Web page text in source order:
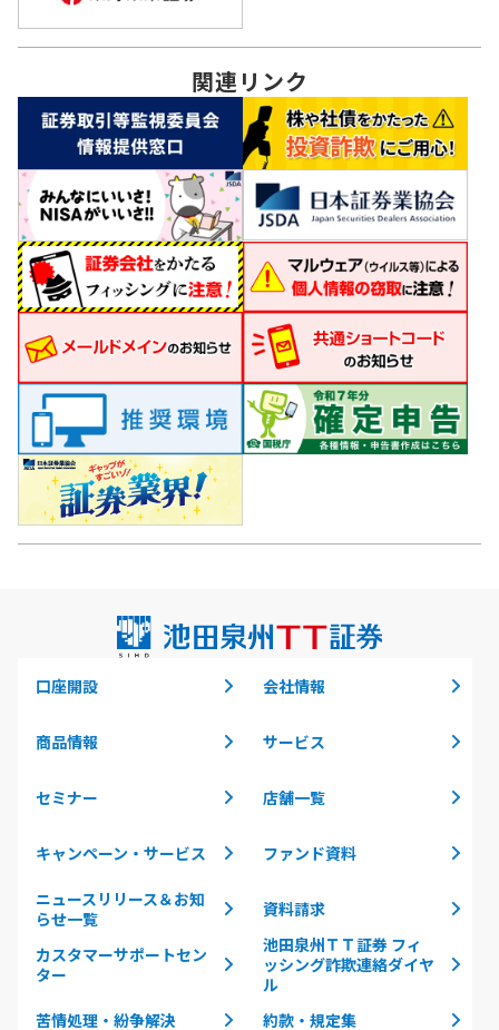
関連 リンク
口座開設 会社情報
商品情報 サービス
セミナー 店舗一覧
キャンペーン・サービス ファンド資料
ニュースリリース＆お知
らせ一覧
資料請求
カスタマーサポートセン
ター
池田泉州ＴＴ証券 フィ
ッシング詐欺連絡ダイヤ
ル
苦情処理・紛争解決
約款・規定集